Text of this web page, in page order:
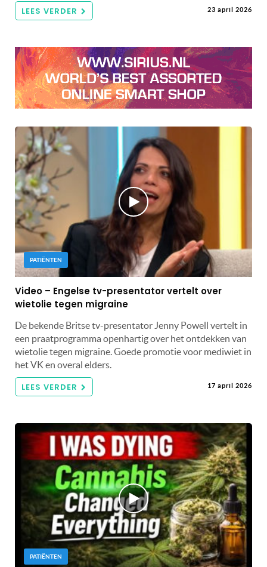
LEES VERDER 23 april 2026
PATIËNTEN
Video – Engelse tv-presentator vertelt over
wietolie tegen migraine
De bekende Britse tv-presentator Jenny Powell vertelt in
een praatprogramma openhartig over het ontdekken van
wietolie tegen migraine. Goede promotie voor mediwiet in
het VK en overal elders.
LEES VERDER 17 april 2026
PATIËNTEN